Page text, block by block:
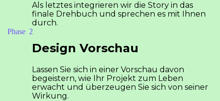
Als letztes integrieren wir die Story in das
finale Drehbuch und sprechen es mit Ihnen
durch.
Phase
Design Vorschau
Lassen Sie sich in einer Vorschau davon
begeistern, wie Ihr Projekt zum Leben
erwacht und überzeugen Sie sich von seiner
Wirkung.